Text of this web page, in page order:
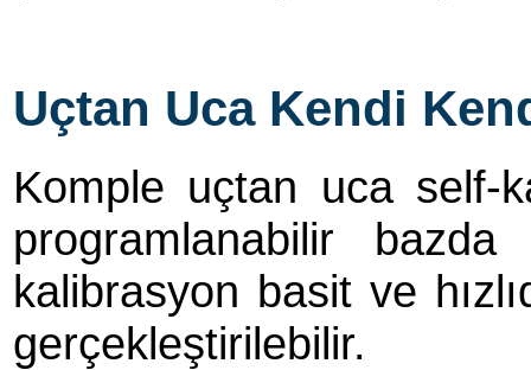
Uçtan Uca Kendi
Komple uçtan uca self-
programlanabilir bazda
kalibrasyon basit ve
gerçekleştirilebilir.